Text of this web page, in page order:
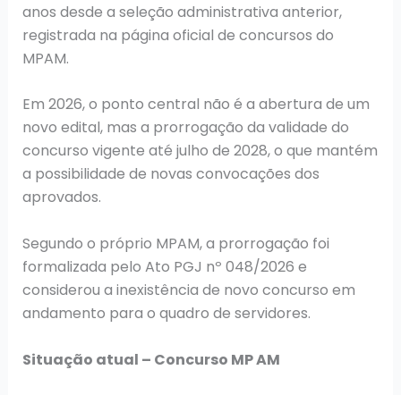
anos desde a seleção administrativa anterior,
registrada na página oficial de concursos do
MPAM.
Em 2026, o ponto central não é a abertura de um
novo edital, mas a prorrogação da validade do
concurso vigente até julho de 2028, o que mantém
a possibilidade de novas convocações dos
aprovados.
Segundo o próprio MPAM, a prorrogação foi
formalizada pelo Ato PGJ nº 048/2026 e
considerou a inexistência de novo concurso em
andamento para o quadro de servidores.
Situação atual – Concurso MP AM